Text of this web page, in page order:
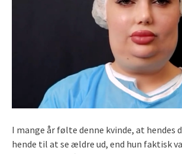
I mange år følte denne kvinde, at hendes
hende til at se ældre ud, end hun faktisk